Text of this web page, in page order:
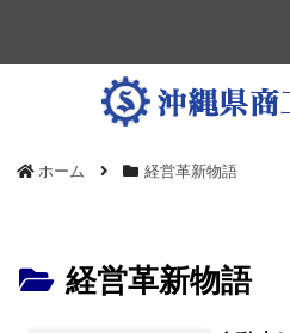
ホーム 経営革新物語
経営革新物語